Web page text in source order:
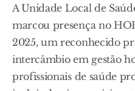
A Unidade Local de
marcou presença no
2025, um reconhecido
intercâmbio em gestão
profissionais de saúde